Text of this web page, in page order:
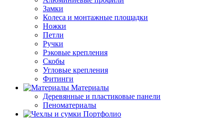
Замки
Колеса и монтажные площадки
Ножки
Петли
Ручки
Рэковые крепления
Скобы
Угловые крепления
Фитинги
Материалы
Деревянные и пластиковые панели
Пеноматериалы
Портфолио